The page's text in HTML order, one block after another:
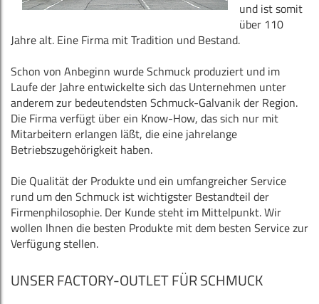
und ist somit
über 110
Jahre alt. Eine Firma mit Tradition und Bestand.
Schon von Anbeginn wurde Schmuck produziert und im
Laufe der Jahre entwickelte sich das Unternehmen unter
anderem zur bedeutendsten Schmuck-Galvanik der Region.
Die Firma verfügt über ein Know-How, das sich nur mit
Mitarbeitern erlangen läßt, die eine jahrelange
Betriebszugehörigkeit haben.
Die Qualität der Produkte und ein umfangreicher Service
rund um den Schmuck ist wichtigster Bestandteil der
Firmenphilosophie. Der Kunde steht im Mittelpunkt. Wir
wollen Ihnen die besten Produkte mit dem besten Service zur
Verfügung stellen.
UNSER FACTORY-OUTLET FÜR SCHMUCK